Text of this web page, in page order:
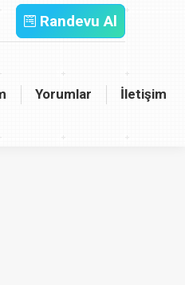
Randevu Al
Yorumlar İletişim
Yorumlar İletişim